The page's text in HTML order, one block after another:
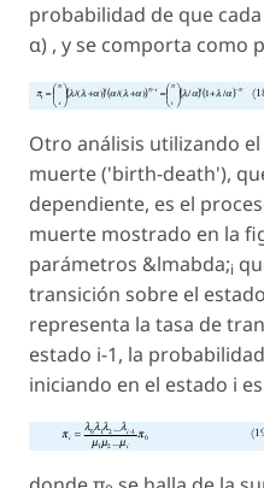
probabilidad de que
α) , y se comporta como
Otro análisis utilizando
muerte ('birth-death'),
dependiente, es el
muerte mostrado en la
parámetros &lmabda;i
transición sobre el
representa la tasa de
estado i-1, la
iniciando en el estado i